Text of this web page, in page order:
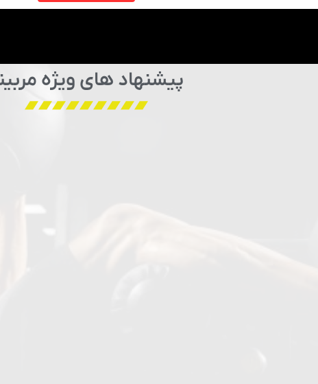
پیشنهاد های ویژه